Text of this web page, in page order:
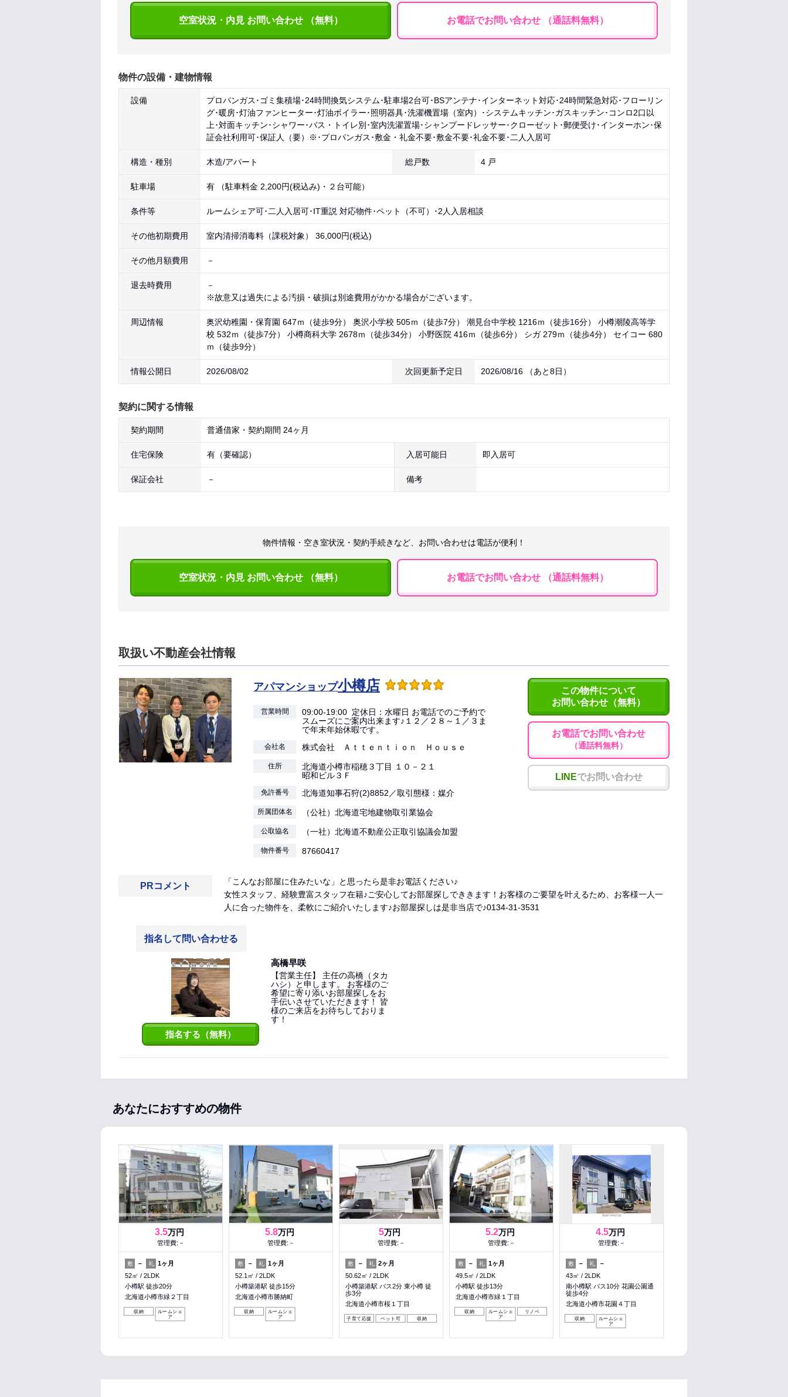
空室状況・内見 お問い合わせ （無料） お電話でお問い合わせ （通話料無料）
物件の設備・建物情報
設備
プロパンガス･ゴミ集積場･24時間換気システム･駐車場2台可･BSアンテナ･インターネット対応･24時間緊急対応･フローリン
グ･暖房･灯油ファンヒーター･灯油ボイラー･照明器具･洗濯機置場（室内）･システムキッチン･ガスキッチン･コンロ2口以
上･対面キッチン･シャワー･バス・トイレ別･室内洗濯置場･シャンプードレッサー･クローゼット･郵便受け･インターホン･保
証会社利用可･保証人（要）※･プロパンガス･敷金・礼金不要･敷金不要･礼金不要･二人入居可
構造・種別 木造/アパート 総戸数 4 戸
駐車場 有 （駐車料金 2,200円(税込み)・２台可能）
条件等 ルームシェア可･二人入居可･IT重説 対応物件･ペット（不可）･2人入居相談
その他初期費用 室内清掃消毒料（課税対象） 36,000円(税込)
その他月額費用 －
退去時費用
－
※故意又は過失による汚損・破損は別途費用がかかる場合がございます。
周辺情報
奥沢幼稚園・保育園 647ｍ（徒歩9分） 奥沢小学校 505ｍ（徒歩7分） 潮見台中学校 1216ｍ（徒歩16分） 小樽潮陵高等学
校 532ｍ（徒歩7分） 小樽商科大学 2678ｍ（徒歩34分） 小野医院 416ｍ（徒歩6分） シガ 279ｍ（徒歩4分） セイコー 680
ｍ（徒歩9分）
情報公開日 2026/08/02 次回更新予定日 2026/08/16 （あと8日 ）
契約に関する情報
契約期間 普通借家・契約期間 24ヶ月
住宅保険 有（要確認） 入居可能日 即入居可
保証会社 － 備考
物件情報・空き室状況・契約手続きなど、お問い合わせは電話が便利！
空室状況・内見 お問い合わせ （無料） お電話でお問い合わせ （通話料無料）
取扱い不動産会社情報
アパマンショップ小樽店
営業時間
09:00-19:00 定休日：水曜日 お電話でのご予約で
スムーズにご案内出来ます♪１２／２８～１／３ま
で年末年始休暇です。
会社名 株式会社 Ａｔｔｅｎｔｉｏｎ Ｈｏｕｓｅ
住所
北海道小樽市稲穂３丁目 １０－２１
昭和ビル３Ｆ
免許番号 北海道知事石狩(2)8852／取引態様：媒介
所属団体名 （公社）北海道宅地建物取引業協会
公取協名 （一社）北海道不動産公正取引協議会加盟
物件番号 87660417
この物件について
お問い合わせ（無料）
お電話でお問い合わせ
（通話料無料）
LINEでお問い合わせ
PRコメント
「こんなお部屋に住みたいな」と思ったら是非お電話ください♪
女性スタッフ、経験豊富スタッフ在籍♪ご安心してお部屋探しでききます！お客様のご要望を叶えるため、お客様一人一
人に合った物件を、柔軟にご紹介いたします♪お部屋探しは是非当店で♪0134-31-3531
指名して問い合わせる
指名する（無料）
高橋早咲
【営業主任】 主任の高橋（タカ
ハシ）と申します。 お客様のご
希望に寄り添いお部屋探しをお
手伝いさせていただきます！ 皆
様のご来店をお待ちしておりま
す！
あなたにおすすめの物件
3.5万円
管理費:－
敷 － 礼 1ヶ月
52㎡
2LDK
小樽駅 徒歩20分
北海道小樽市緑２丁目
収納 ルームシェ
ア
5.8万円
管理費:－
敷 － 礼 1ヶ月
52.1㎡
2LDK
小樽築港駅 徒歩15分
北海道小樽市勝納町
収納 ルームシェ
ア
5万円
管理費:－
敷 － 礼 2ヶ月
50.62㎡
2LDK
小樽築港駅 バス2分 東小樽 徒
歩3分
北海道小樽市桜１丁目
子育て応援 ペット可 収納
5.2万円
管理費:－
敷 － 礼 1ヶ月
49.5㎡
2LDK
小樽駅 徒歩13分
北海道小樽市緑１丁目
収納 ルームシェ
ア
リノベ
4.5万円
管理費:－
敷 － 礼
－
43㎡
2LDK
南小樽駅 バス10分 花園公園通
徒歩4分
北海道小樽市花園４丁目
収納 ルームシェ
ア